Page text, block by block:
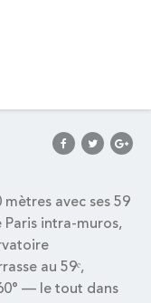
avec ses 59
intra-muros,
au 59ᵉ,
— le tout dans